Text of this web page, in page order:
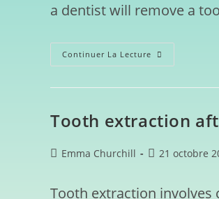
a dentist will remove a
Continuer La Lecture
Tooth extraction
Emma Churchill 21 octobre
Tooth extraction